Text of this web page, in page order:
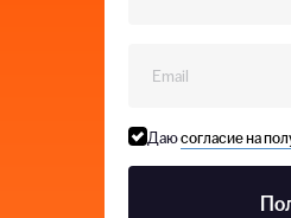
Даюсогласие на